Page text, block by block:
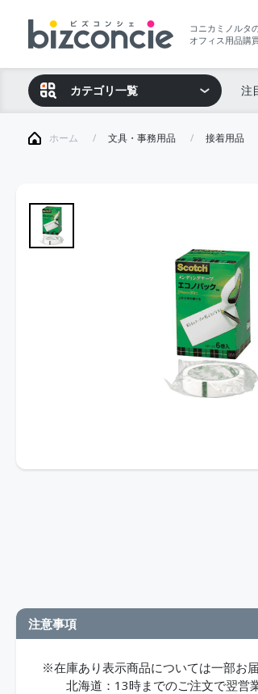
コニカミノルタ
オフィス用品購
カテゴリ一覧 注
ホーム 文具・事務用品 接着用品
注意事項
※在庫あり表示商品については一部お
北海道：13時までのご注文で翌営